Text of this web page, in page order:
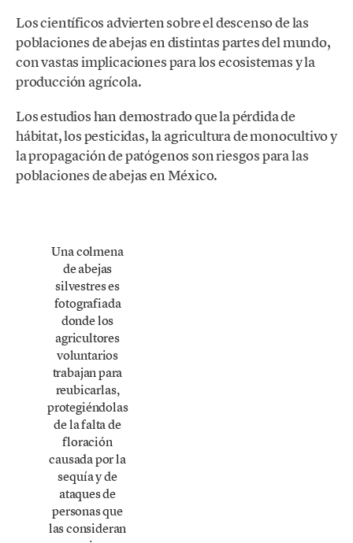
Los científicos advierten sobre el descenso de las
poblaciones de abejas en distintas partes del mundo,
con vastas implicaciones para los ecosistemas y la
producción agrícola.
Los estudios han demostrado que la pérdida de
hábitat, los pesticidas, la agricultura de monocultivo y
la propagación de patógenos son riesgos para las
poblaciones de abejas en México.
Una colmena
de abejas
silvestres es
fotografiada
donde los
agricultores
voluntarios
trabajan para
reubicarlas,
protegiéndolas
de la falta de
floración
causada por la
sequía y de
ataques de
personas que
las consideran